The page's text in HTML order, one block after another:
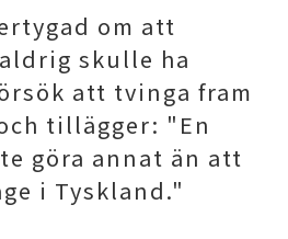
om att
skulle ha
att tvinga fram
tillägger: "En
göra annat än att
i Tyskland."